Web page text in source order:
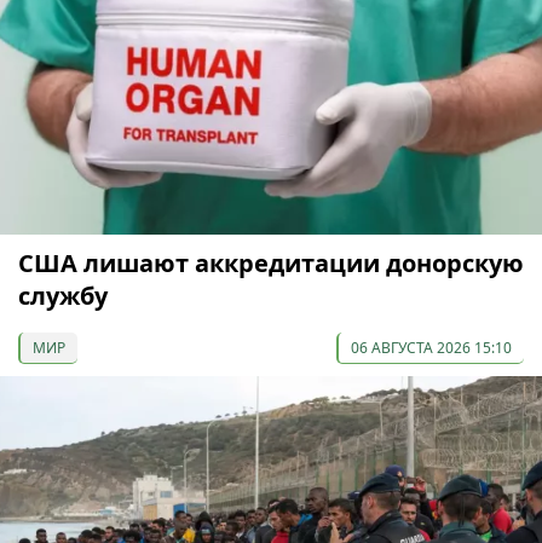
США лишают аккредитации донорскую
службу
МИР 06 АВГУСТА 2026 15:10